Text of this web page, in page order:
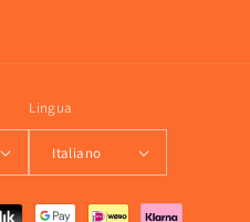
Lingua
Italiano